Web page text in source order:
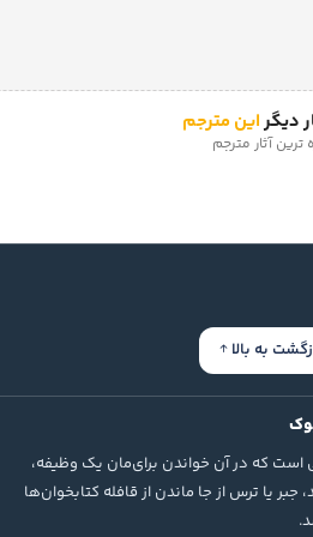
دیگر این مترجم
ترین آثار مترجم
به بالا
است که در آن خواندن برای‌مان یک وظیفه،
جبر یا ترس از جا ماندن از قافله کتابخوان‌ها